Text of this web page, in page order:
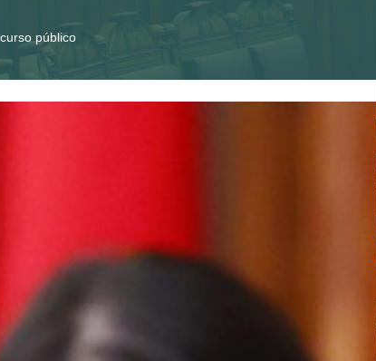
público